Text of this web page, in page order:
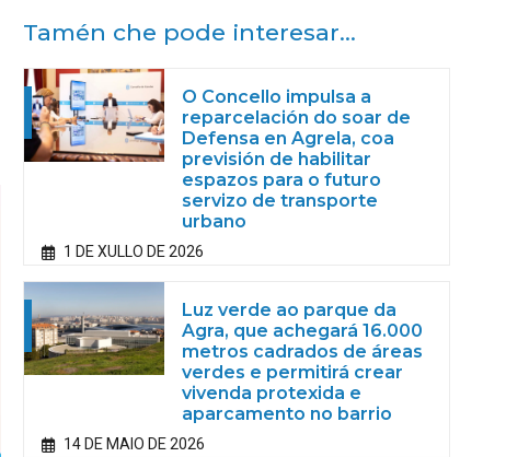
Tamén che pode interesar...
O Concello impulsa a
reparcelación do soar de
Defensa en Agrela, coa
previsión de habilitar
espazos para o futuro
servizo de transporte
urbano
1 DE XULLO DE 2026
Luz verde ao parque da
Agra, que achegará 16.000
metros cadrados de áreas
verdes e permitirá crear
vivenda protexida e
aparcamento no barrio
14 DE MAIO DE 2026